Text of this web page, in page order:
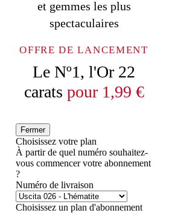
et gemmes les plus
spectaculaires
OFFRE DE LANCEMENT
Le Nº1, l'Or 22
carats pour 1,99 €
Fermer
Choisissez votre plan
À partir de quel numéro souhaitez-
vous commencer votre abonnement
?
Numéro de livraison
Choisissez un plan d'abonnement